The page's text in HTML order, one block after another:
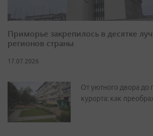
Приморье закрепилось в десятке
регионов страны
17.07.2026
От уютного двора до
курорта: как